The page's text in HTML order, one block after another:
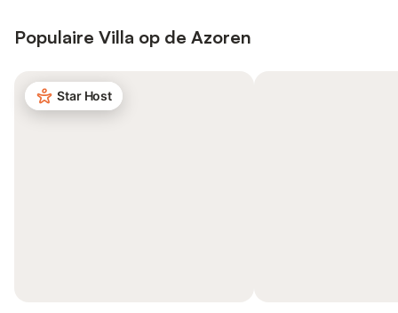
Populaire Villa op de Azoren
Star Host